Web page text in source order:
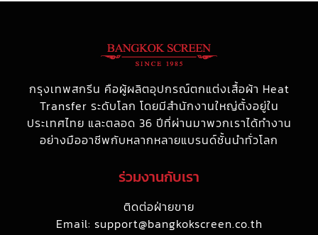
กรุงเทพสกรีน คือผู้ผลิตอุปกรณ์ตกแต่งเสื้อผ้า Heat
Transfer ระดับโลก โดยมีสำนักงานใหญ่ตั้งอยู่ใน
ประเทศไทย และตลอด 36 ปีที่ผ่านมาพวกเราได้ทำงาน
อย่างมืออาชีพกับหลากหลายแบรนด์ชั้นนำทั่วโลก
ร่วมงานกับเรา
ติดต่อฝ่ายขาย
Email: support@bangkokscreen.co.th